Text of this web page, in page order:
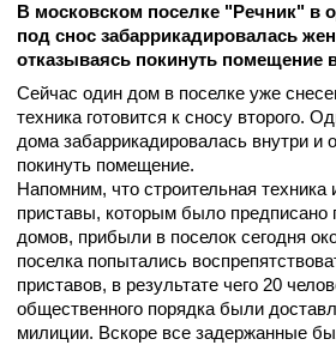
В московском поселке "Речник" в
под снос забаррикадировалась
отказываясь покинуть помещение
Сейчас один дом в поселке уже
техника готовится к сносу второго.
дома забаррикадировалась внутри и
покинуть помещение.
Напомним, что строительная техника
приставы, которым было предписано
домов, прибыли в поселок сегодня
поселка попытались
приставов, в результате чего 20
общественного порядка были
милиции. Вскоре все задержанные